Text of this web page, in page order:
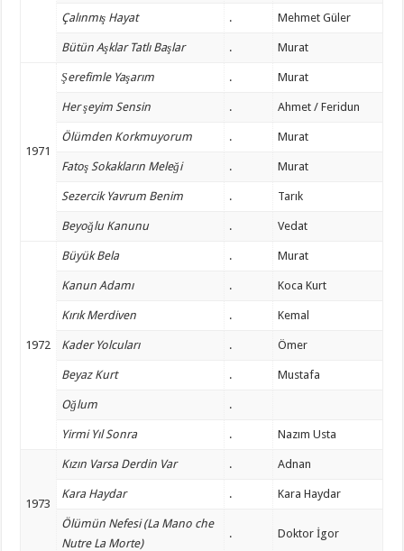
Çalınmış Hayat . Mehmet Güler
Bütün Aşklar Tatlı Başlar . Murat
1971
Şerefimle Yaşarım . Murat
Her şeyim Sensin . Ahmet / Feridun
Ölümden Korkmuyorum . Murat
Fatoş Sokakların Meleği . Murat
Sezercik Yavrum Benim . Tarık
Beyoğlu Kanunu . Vedat
1972
Büyük Bela . Murat
Kanun Adamı . Koca Kurt
Kırık Merdiven . Kemal
Kader Yolcuları . Ömer
Beyaz Kurt . Mustafa
Oğlum .
Yirmi Yıl Sonra . Nazım Usta
1973
Kızın Varsa Derdin Var . Adnan
Kara Haydar . Kara Haydar
Ölümün Nefesi (La Mano che
Nutre La Morte)
. Doktor İgor